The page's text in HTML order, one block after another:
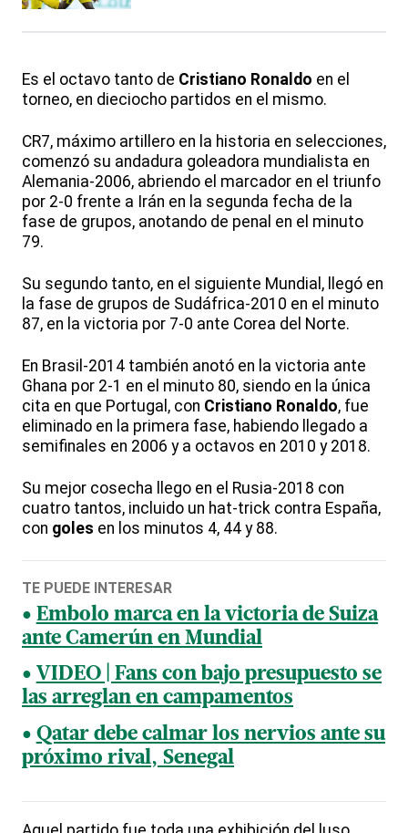
Es el octavo tanto de Cristiano Ronaldo en el
torneo, en dieciocho partidos en el mismo.
CR7, máximo artillero en la historia en selecciones,
comenzó su andadura goleadora mundialista en
Alemania-2006, abriendo el marcador en el triunfo
por 2-0 frente a Irán en la segunda fecha de la
fase de grupos, anotando de penal en el minuto
79.
Su segundo tanto, en el siguiente Mundial, llegó en
la fase de grupos de Sudáfrica-2010 en el minuto
87, en la victoria por 7-0 ante Corea del Norte.
En Brasil-2014 también anotó en la victoria ante
Ghana por 2-1 en el minuto 80, siendo en la única
cita en que Portugal, con Cristiano Ronaldo, fue
eliminado en la primera fase, habiendo llegado a
semifinales en 2006 y a octavos en 2010 y 2018.
Su mejor cosecha llego en el Rusia-2018 con
cuatro tantos, incluido un hat-trick contra España,
con goles en los minutos 4, 44 y 88.
TE PUEDE INTERESAR
Embolo marca en la victoria de Suiza
ante Camerún en Mundial
VIDEO | Fans con bajo presupuesto se
las arreglan en campamentos
Qatar debe calmar los nervios ante su
próximo rival, Senegal